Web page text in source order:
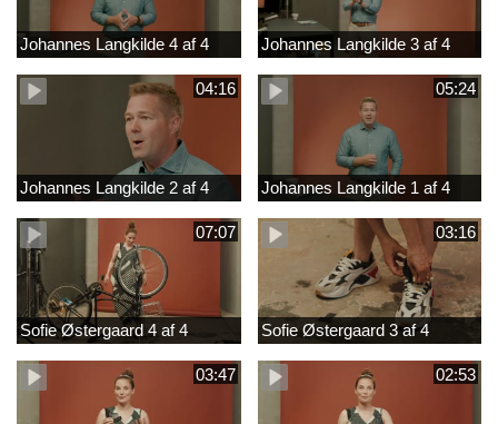
Johannes Langkilde 4 af 4 Johannes Langkilde 3 af 4
04:16
Johannes Langkilde 2 af 4
05:24
Johannes Langkilde 1 af 4
07:07
Sofie Østergaard 4 af 4
03:16
Sofie Østergaard 3 af 4
03:47 02:53